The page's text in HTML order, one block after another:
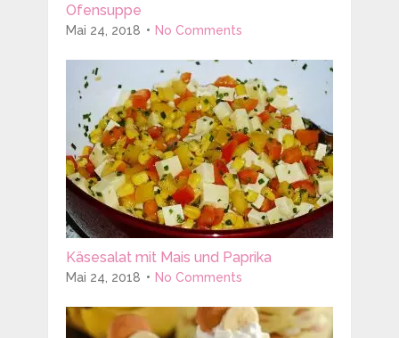
Ofensuppe
Mai 24, 2018 No Comments
Käsesalat mit Mais und Paprika
Mai 24, 2018 No Comments